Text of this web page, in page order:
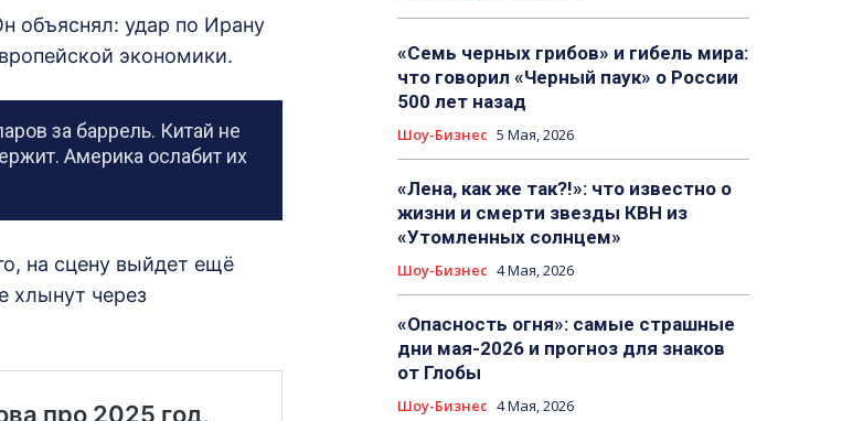
объяснял: удар по Ирану
экономики.
за баррель. Китай не
Америка ослабит их
на сцену выйдет ещё
хлынут через
«Семь черных грибов» и гибель мира:
что говорил «Черный паук» о России
500 лет назад
Шоу-Бизнес 5 Мая, 2026
«Лена, как же так?!»: что известно о
жизни и смерти звезды КВН из
«Утомленных солнцем»
Шоу-Бизнес 4 Мая, 2026
«Опасность огня»: самые страшные
дни мая-2026 и прогноз для знаков
от Глобы
Шоу-Бизнес 4 Мая, 2026